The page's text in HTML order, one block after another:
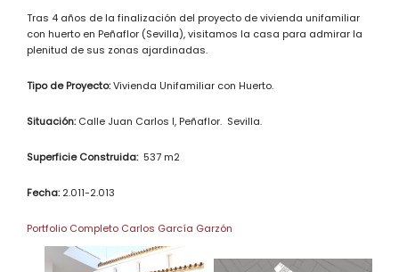
Tras 4 años de la finalización del proyecto de vivienda unifamiliar
con huerto en Peñaflor (Sevilla), visitamos la casa para admirar la
plenitud de sus zonas ajardinadas.
Tipo de Proyecto:Vivienda Unifamiliar con Huerto.
Situación:Calle Juan Carlos I, Peñaflor. Sevilla.
Superficie Construida: 537 m2
Fecha:2.011-2.013
Portfolio Completo Carlos García Garzón